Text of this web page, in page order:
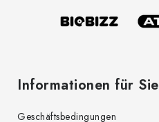
Informationen für Sie
Geschäftsbedingungen